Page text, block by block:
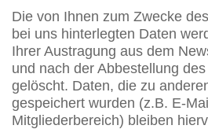
Die von Ihnen zum Zwecke
bei uns hinterlegten Daten
Ihrer Austragung aus dem
und nach der Abbestellung
gelöscht. Daten, die zu
gespeichert wurden (z.B. E-
Mitgliederbereich) bleiben